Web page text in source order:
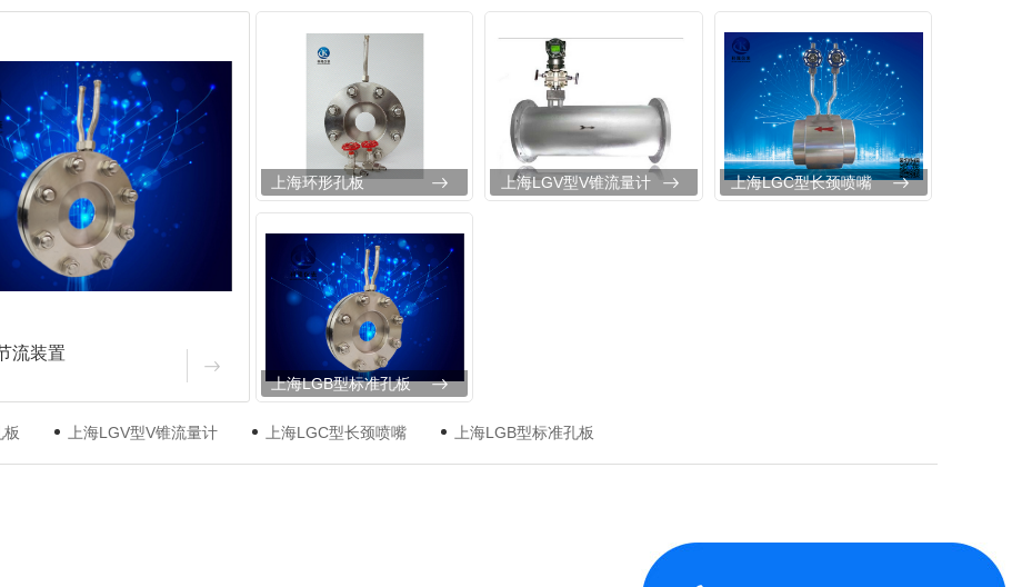
流装置
上海环形孔板 上海LGV型V锥流量计 上海LGC型长颈喷嘴
上海LGB型标准孔板
上海LGV型V锥流量计 上海LGC型长颈喷嘴 上海LGB型标准孔板